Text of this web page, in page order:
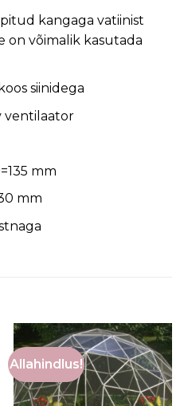
kangaga vatiinist
on võimalik kasutada
siinidega
ventilaator
mm
mm
Allahindlus!